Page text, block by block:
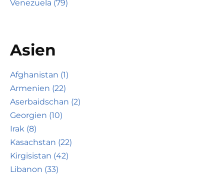
Venezuela (79)
Asien
Afghanistan (1)
Armenien (22)
Aserbaidschan (2)
Georgien (10)
Irak (8)
Kasachstan (22)
Kirgisistan (42)
Libanon (33)